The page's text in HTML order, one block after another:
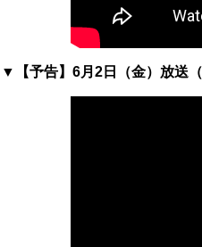
▼【予告】6月2日（金）放送